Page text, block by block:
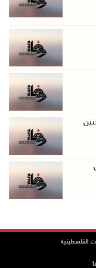
...
الحم ...
...
ل ...
الفلسطينية